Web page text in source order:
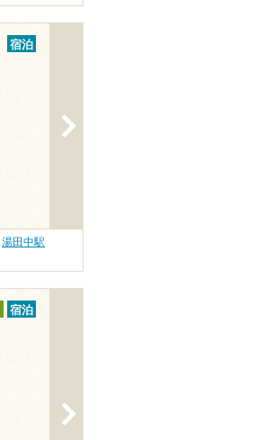
宿泊
湯田中駅
宿泊